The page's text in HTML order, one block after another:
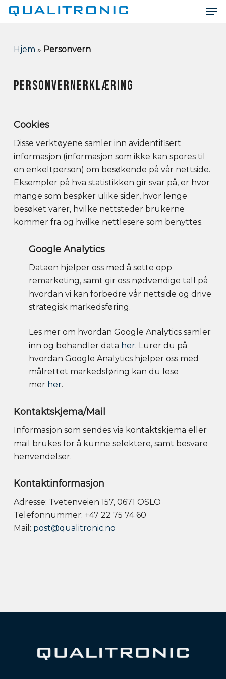
Skip
content
Hjem » Personvern
PERSONVERNERKLÆRING
Cookies
Disse verktøyene samler inn avidentifisert
informasjon (informasjon som ikke kan spores til
en enkeltperson) om besøkende på vår nettside.
Eksempler på hva statistikken gir svar på, er hvor
mange som besøker ulike sider, hvor lenge
besøket varer, hvilke nettsteder brukerne
kommer fra og hvilke nettlesere som benyttes.
Google Analytics
Dataen hjelper oss med å sette opp
remarketing, samt gir oss nødvendige tall på
hvordan vi kan forbedre vår nettside og drive
strategisk markedsføring.
Les mer om hvordan Google Analytics samler
inn og behandler data her. Lurer du på
hvordan Google Analytics hjelper oss med
målrettet markedsføring kan du lese
mer her.
Kontaktskjema/Mail
Informasjon som sendes via kontaktskjema eller
mail brukes for å kunne selektere, samt besvare
henvendelser.
Kontaktinformasjon
Adresse: Tvetenveien 157, 0671 OSLO
Telefonnummer: +47 22 75 74 60
Mail: post@qualitronic.no